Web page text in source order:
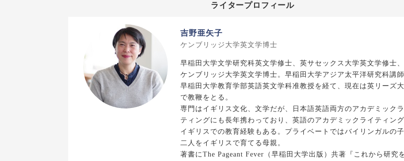
ライタープロフィール
吉野亜矢子
ケンブリッジ大学英文学博士
早稲田大学文学研究科英文学修士、英サセックス大学英文学修士
ケンブリッジ大学英文学博士。早稲田大学アジア太平洋研究科講師
早稲田大学教育学部英語英文学科准教授を経て、現在は英リーズ
で教鞭をとる。
専門はイギリス文化、文学だが、日本語英語両方のアカデミック
ティングにも長年携わっており、英語のアカデミックライティン
イギリスでの教育経験もある。プライベートではバイリンガルの
二人をイギリスで育てる母親。
著書にThe Pageant Fever（早稲田大学出版）共著『これから研究